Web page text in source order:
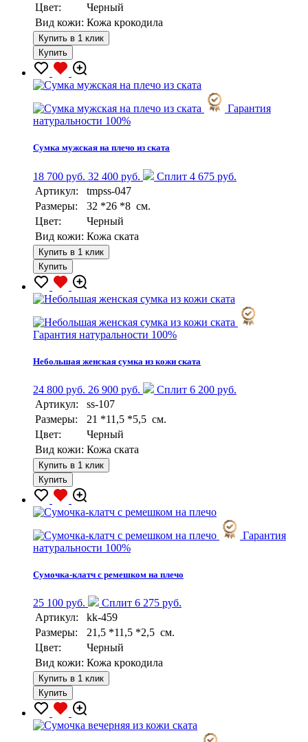
Цвет:
Черный
Вид кожи: Кожа крокодила
Купить в 1 клик
Купить
Гарантия
натуральности 100%
Сумка мужская на плечо из ската
18 700 руб. 32 400 руб.
Сплит 4 675 руб.
Артикул:
tmpss-047
Размеры:
32 *26 *8 см.
Цвет:
Черный
Вид кожи: Кожа ската
Купить в 1 клик
Купить
Гарантия натуральности 100%
Небольшая женская сумка из кожи ската
24 800 руб. 26 900 руб.
Сплит 6 200 руб.
Артикул:
ss-107
Размеры:
21 *11,5 *5,5 см.
Цвет:
Черный
Вид кожи: Кожа ската
Купить в 1 клик
Купить
Гарантия
натуральности 100%
Сумочка-клатч с ремешком на плечо
25 100 руб.
Сплит 6 275 руб.
Артикул:
kk-459
Размеры:
21,5 *11,5 *2,5 см.
Цвет:
Черный
Вид кожи: Кожа крокодила
Купить в 1 клик
Купить